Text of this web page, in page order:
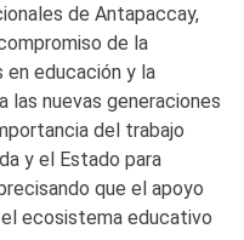
de Antapaccay,
de la
en educación y la
las nuevas generaciones
del trabajo
y el Estado para
que el apoyo
ecosistema educativo